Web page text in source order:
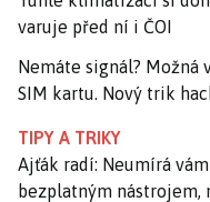
varuje před ní i ČOI
Nemáte signál? Možná
SIM kartu. Nový trik
TIPY A TRIKY
Ajťák radí: Neumírá
bezplatným nástrojem,